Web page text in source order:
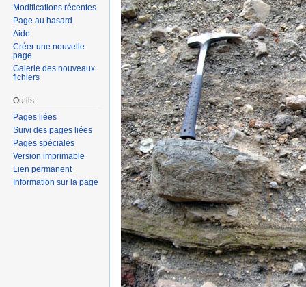
Modifications récentes
Page au hasard
Aide
Créer une nouvelle
page
Galerie des nouveaux
fichiers
Outils
Pages liées
Suivi des pages liées
Pages spéciales
Version imprimable
Lien permanent
Information sur la page